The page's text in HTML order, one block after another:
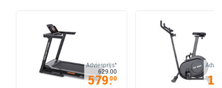
Adviesprijs*
629.00
579.00